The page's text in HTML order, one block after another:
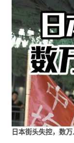
日本街头失控，数